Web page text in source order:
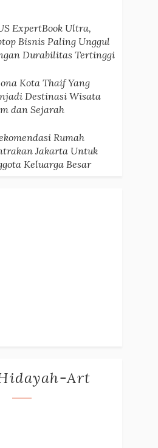
ExpertBook Ultra,
Bisnis Paling Unggul
Durabilitas Tertinggi
Kota Thaif Yang
Destinasi Wisata
dan Sejarah
Rumah
Jakarta Untuk
Keluarga Besar
Art